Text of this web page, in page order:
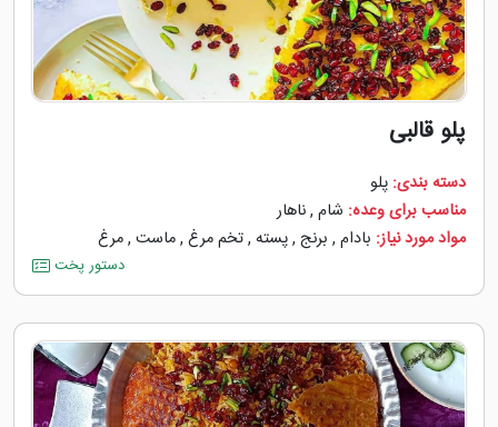
پلو قالبی
دسته بندی: پلو
مناسب برای وعده: شام ,ناهار
مواد مورد نیاز: بادام , برنج ,پسته ,تخم مرغ ,ماست ,مرغ
دستور پخت